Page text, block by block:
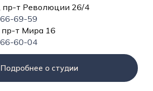
пр-т Революции 26/4
69-59
т Мира 16
60-04
Подробнее о студии